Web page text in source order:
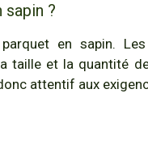
?
en sapin.
taille et la quantité
attentif aux